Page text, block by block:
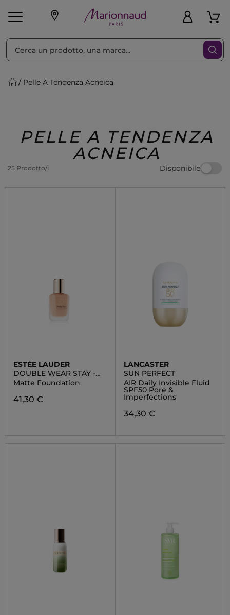
Make-up Profumi
Regalo
Pelle A Tendenza Acneica
PELLE A TENDENZA
ACNEICA
25 Prodotto/i Disponibile
Ordina per Filtra
ESTÉE LAUDER
DOUBLE WEAR STAY -
IN- PLACE MATTE
FOUNDATION
Matte Foundation
41,30 €
LANCASTER
SUN PERFECT
AIR Daily Invisible Fluid
SPF50 Pore &
Imperfections
34,30 €